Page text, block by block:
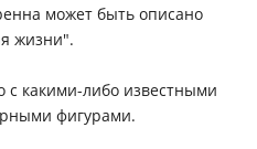
может быть описано
жизни".
какими-либо известными
фигурами.